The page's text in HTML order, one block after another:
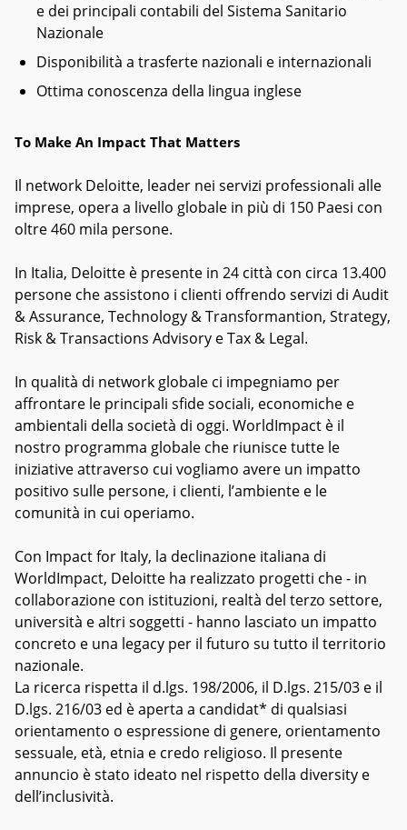
e dei principali contabili del Sistema Sanitario
Nazionale
Disponibilità a trasferte nazionali e internazionali
Ottima conoscenza della lingua inglese
To Make An Impact That Matters
Il network Deloitte, leader nei servizi professionali alle
imprese, opera a livello globale in più di 150 Paesi con
oltre 460 mila persone.
In Italia, Deloitte è presente in 24 città con circa 13.400
persone che assistono i clienti offrendo servizi di Audit
& Assurance, Technology & Transformantion, Strategy,
Risk & Transactions Advisory e Tax & Legal.
In qualità di network globale ci impegniamo per
affrontare le principali sfide sociali, economiche e
ambientali della società di oggi. WorldImpact è il
nostro programma globale che riunisce tutte le
iniziative attraverso cui vogliamo avere un impatto
positivo sulle persone, i clienti, l’ambiente e le
comunità in cui operiamo.
Con Impact for Italy, la declinazione italiana di
WorldImpact, Deloitte ha realizzato progetti che - in
collaborazione con istituzioni, realtà del terzo settore,
università e altri soggetti - hanno lasciato un impatto
concreto e una legacy per il futuro su tutto il territorio
nazionale.
La ricerca rispetta il d.lgs. 198/2006, il D.lgs. 215/03 e il
D.lgs. 216/03 ed è aperta a candidat* di qualsiasi
orientamento o espressione di genere, orientamento
sessuale, età, etnia e credo religioso. Il presente
annuncio è stato ideato nel rispetto della diversity e
dell’inclusività.